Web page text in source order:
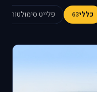
כללי63 פלייט סימולטור